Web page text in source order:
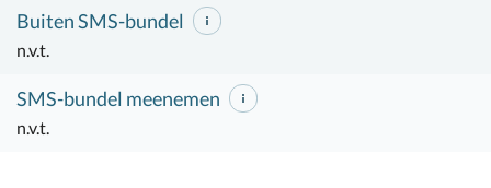
Buiten SMS-bundel
n.v.t.
SMS-bundel meenemen
n.v.t.